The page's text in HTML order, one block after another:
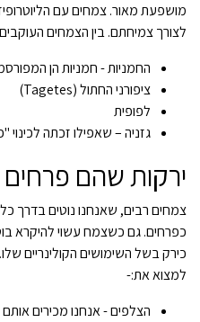
מושפעת מאור. צמחים עם
לצורך צמיחתם. בין הצמחים
החמניות - חמניות הן
ציפורני החתול (Tagetes)
לפופית
גזניה – שאפילו זכתה
ירקות שהם פרחים
צמחים רבים, שאנחנו נוטים בדרך
כפרחים. גם כשצמח עשוי להיקרא
כירק בשל השימושים הקולינריים
למצוא את:-
הצלפים - אנחנו מכירים